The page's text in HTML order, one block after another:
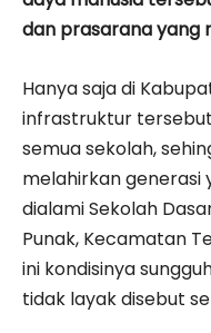
dan prasarana yang
Hanya saja di
infrastruktur
semua sekolah,
melahirkan generasi
dialami Sekolah
Punak, Kecamatan
ini kondisinya
tidak layak disebut